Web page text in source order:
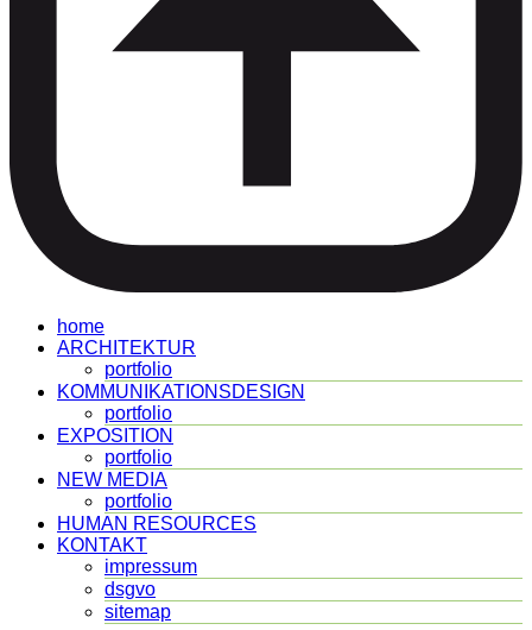
home
ARCHITEKTUR
portfolio
KOMMUNIKATIONSDESIGN
portfolio
EXPOSITION
portfolio
NEW MEDIA
portfolio
HUMAN RESOURCES
KONTAKT
impressum
dsgvo
sitemap